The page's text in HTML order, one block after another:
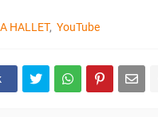
HALLET YouTube